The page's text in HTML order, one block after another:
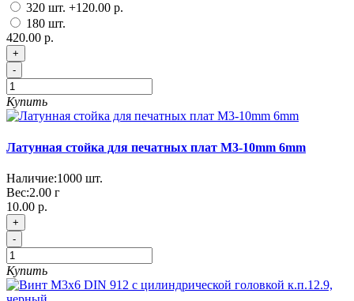
320 шт. +120.00 р.
180 шт.
420.00 р.
+
-
Купить
Латунная стойка для печатных плат М3-10mm 6mm
Наличие:1000 шт.
Вес:2.00 г
10.00 р.
+
-
Купить